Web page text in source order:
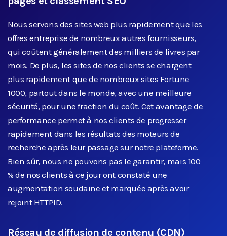
Nous servons des sites web plus rapidement que les
offres entreprise de nombreux autres fournisseurs,
qui coûtent généralement des milliers de livres par
mois. De plus, les sites de nos clients se chargent
plus rapidement que de nombreux sites Fortune
1000, partout dans le monde, avec une meilleure
sécurité, pour une fraction du coût. Cet avantage de
performance permet à nos clients de progresser
rapidement dans les résultats des moteurs de
recherche après leur passage sur notre plateforme.
Bien sûr, nous ne pouvons pas le garantir, mais 100
% de nos clients à ce jour ont constaté une
augmentation soudaine et marquée après avoir
rejoint HTTPID.
Réseau de diffusion de contenu (CDN)